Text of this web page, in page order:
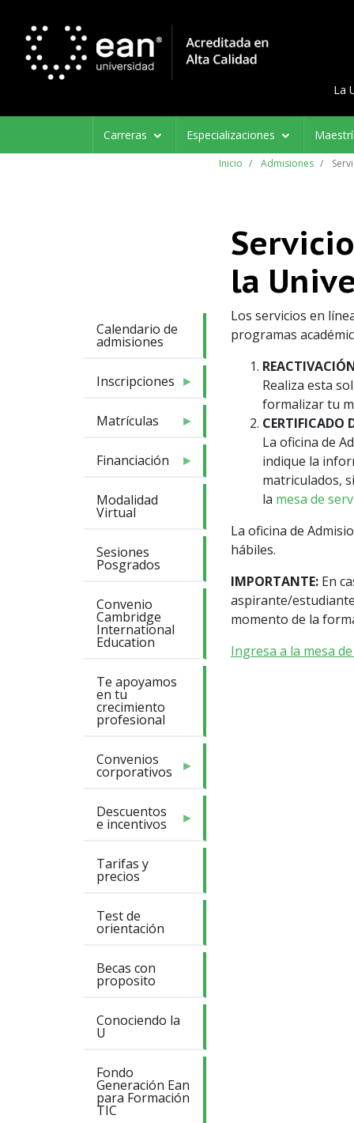
La
Navegación
principal
Carreras Especializaciones
Calendario de
admisiones
Inscripciones
Matrículas
Financiación
Modalidad
Virtual
Sesiones
Posgrados
Convenio
Cambridge
International
Education
Te apoyamos
en tu
crecimiento
profesional
Convenios
corporativos
Descuentos
e incentivos
Tarifas y
precios
Test de
orientación
Becas con
proposito
Conociendo la
U
Fondo
Generación Ean
para Formación
TIC
Inicio Admisiones
la
Los servicios en
programas
Realiza esta
formalizar tu
CERTIFICADO
La oficina de
indique la
matriculados,
la mesa de
La oficina de
hábiles.
IMPORTANTE: En
aspirante/
momento de la
Ingresa a la mesa